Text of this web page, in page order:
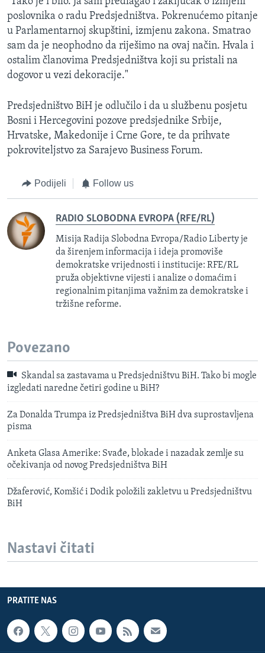
poslovnika o radu Predsjedništva. Pokrenućemo pitanje
u Parlamentarnoj skupštini, izmjenu zakona. Smatrao
sam da je neophodno da riješimo na ovaj način. Hvala i
ostalim članovima Predsjedništva koji su pristali na
dogovor u vezi dekoracije."
Predsjedništvo BiH je odlučilo i da u službenu posjetu
Bosni i Hercegovini pozove predsjednike Srbije,
Hrvatske, Makedonije i Crne Gore, te da prihvate
pokroviteljstvo za Sarajevo Business Forum.
Podijeli Follow us
RADIO SLOBODNA EVROPA (RFE/RL)
Misija Radija Slobodna Evropa/Radio Liberty je
da širenjem informacija i ideja promoviše
demokratske vrijednosti i institucije: RFE/RL
pruža objektivne vijesti i analize o domaćim i
regionalnim pitanjima važnim za demokratske i
tržišne reforme.
Povezano
Skandal sa zastavama u Predsjedništvu BiH. Tako bi mogle
izgledati naredne četiri godine u BiH?
Za Donalda Trumpa iz Predsjedništva BiH dva suprostavljena
pisma
Anketa Glasa Amerike: Svađe, blokade i nazadak zemlje su
očekivanja od novog Predsjedništva BiH
Džaferović, Komšić i Dodik položili zakletvu u Predsjedništvu
BiH
Nastavi čitati
PRATITE NAS